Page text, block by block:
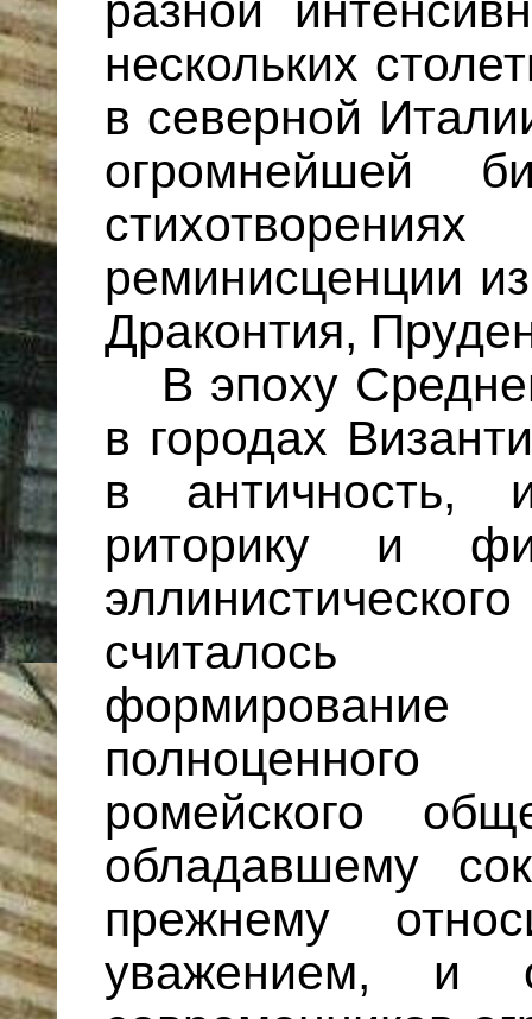
нескольких
в северной
огромнейшей
реминисценции
Драконтия,
В эпоху
в городах
в античность,
риторику и
считалось
ромейского
обладавшему
прежнему
уважением, и